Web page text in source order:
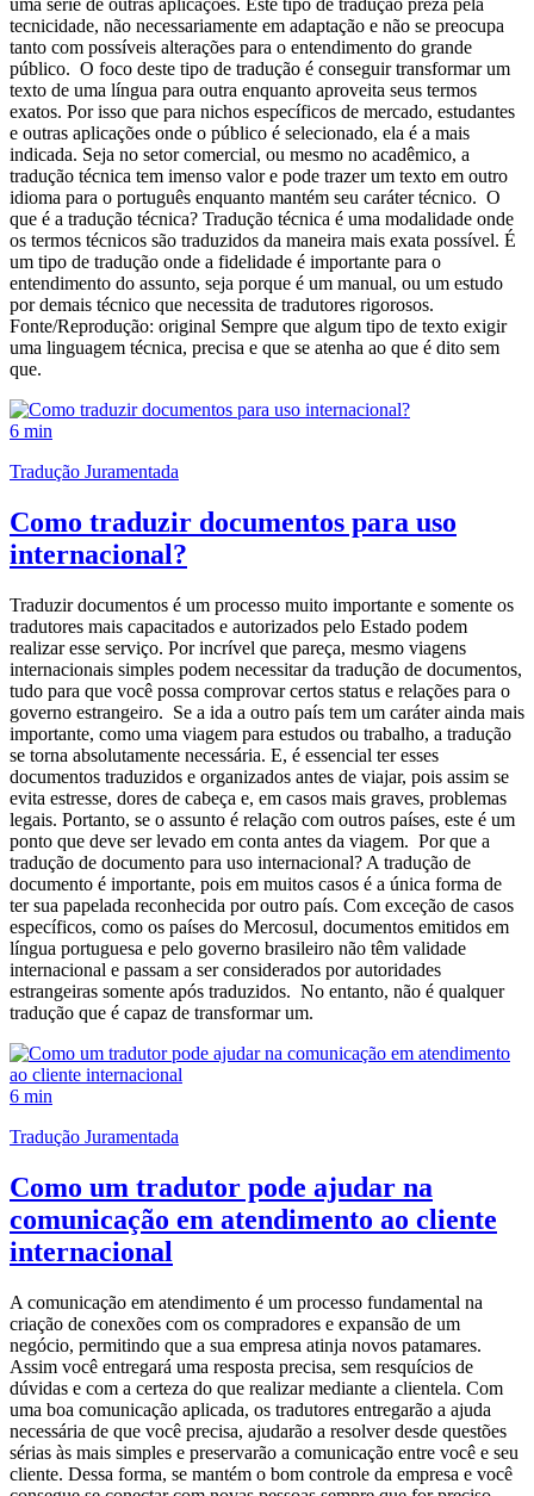
uma série de outras aplicações. Este tipo de tradução preza pela
tecnicidade, não necessariamente em adaptação e não se preocupa
tanto com possíveis alterações para o entendimento do grande
público. O foco deste tipo de tradução é conseguir transformar um
texto de uma língua para outra enquanto aproveita seus termos
exatos. Por isso que para nichos específicos de mercado, estudantes
e outras aplicações onde o público é selecionado, ela é a mais
indicada. Seja no setor comercial, ou mesmo no acadêmico, a
tradução técnica tem imenso valor e pode trazer um texto em outro
idioma para o português enquanto mantém seu caráter técnico. O
que é a tradução técnica? Tradução técnica é uma modalidade onde
os termos técnicos são traduzidos da maneira mais exata possível. É
um tipo de tradução onde a fidelidade é importante para o
entendimento do assunto, seja porque é um manual, ou um estudo
por demais técnico que necessita de tradutores rigorosos.
Fonte/Reprodução: original Sempre que algum tipo de texto exigir
uma linguagem técnica, precisa e que se atenha ao que é dito sem
que.
6 min
Tradução Juramentada
Como traduzir documentos para uso
internacional?
Traduzir documentos é um processo muito importante e somente os
tradutores mais capacitados e autorizados pelo Estado podem
realizar esse serviço. Por incrível que pareça, mesmo viagens
internacionais simples podem necessitar da tradução de documentos,
tudo para que você possa comprovar certos status e relações para o
governo estrangeiro. Se a ida a outro país tem um caráter ainda mais
importante, como uma viagem para estudos ou trabalho, a tradução
se torna absolutamente necessária. E, é essencial ter esses
documentos traduzidos e organizados antes de viajar, pois assim se
evita estresse, dores de cabeça e, em casos mais graves, problemas
legais. Portanto, se o assunto é relação com outros países, este é um
ponto que deve ser levado em conta antes da viagem. Por que a
tradução de documento para uso internacional? A tradução de
documento é importante, pois em muitos casos é a única forma de
ter sua papelada reconhecida por outro país. Com exceção de casos
específicos, como os países do Mercosul, documentos emitidos em
língua portuguesa e pelo governo brasileiro não têm validade
internacional e passam a ser considerados por autoridades
estrangeiras somente após traduzidos. No entanto, não é qualquer
tradução que é capaz de transformar um.
6 min
Tradução Juramentada
Como um tradutor pode ajudar na
comunicação em atendimento ao cliente
internacional
A comunicação em atendimento é um processo fundamental na
criação de conexões com os compradores e expansão de um
negócio, permitindo que a sua empresa atinja novos patamares.
Assim você entregará uma resposta precisa, sem resquícios de
dúvidas e com a certeza do que realizar mediante a clientela. Com
uma boa comunicação aplicada, os tradutores entregarão a ajuda
necessária de que você precisa, ajudarão a resolver desde questões
sérias às mais simples e preservarão a comunicação entre você e seu
cliente. Dessa forma, se mantém o bom controle da empresa e você